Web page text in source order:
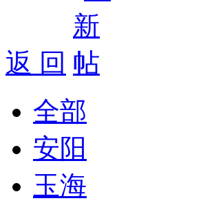
返 回
全部
安阳
玉海